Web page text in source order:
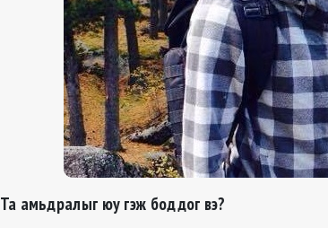
Та амьдралыг юу гэж боддог вэ?